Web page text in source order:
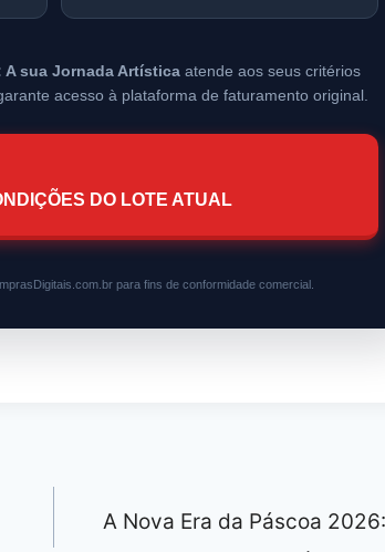
A sua Jornada Artísticaatende aos seus critérios
acesso à plataforma de faturamento original.
DO LOTE ATUAL
para fins de conformidade comercial.
A Nova Era da Páscoa